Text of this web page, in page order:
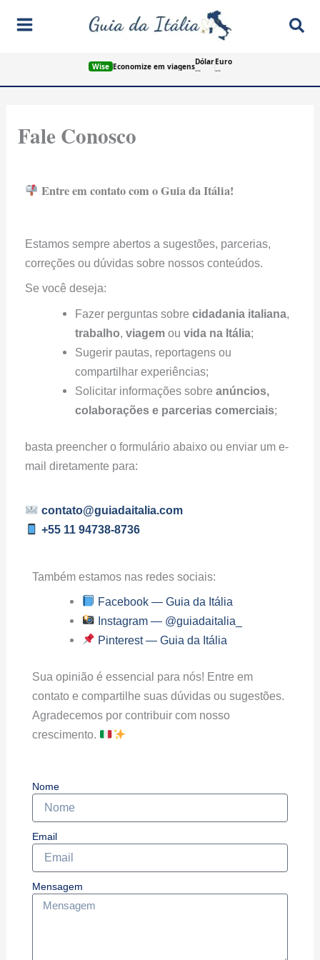
para
Wise Economize em viagensDólar
--
Euro
--
Fale Conosco
Entre em contato com o Guia da Itália!
Estamos sempre abertos a sugestões, parcerias,
correções ou dúvidas sobre nossos conteúdos.
Se você deseja:
Fazer perguntas sobre cidadania italiana
trabalho viagemou vida na Itália;
Sugerir pautas, reportagens ou
compartilhar experiências;
Solicitar informações sobre anúncios,
colaborações e parcerias comerciais;
basta preencher o formulário abaixo ou enviar um e-
mail diretamente para:
contato@guiadaitalia.com
+55 11 94738-8736
Também estamos nas redes sociais:
Facebook — Guia da Itália
Instagram — @guiadaitalia_
Pinterest — Guia da Itália
Sua opinião é essencial para nós! Entre em
contato e compartilhe suas dúvidas ou sugestões.
Agradecemos por contribuir com nosso
crescimento.
Nome
Email
Mensagem